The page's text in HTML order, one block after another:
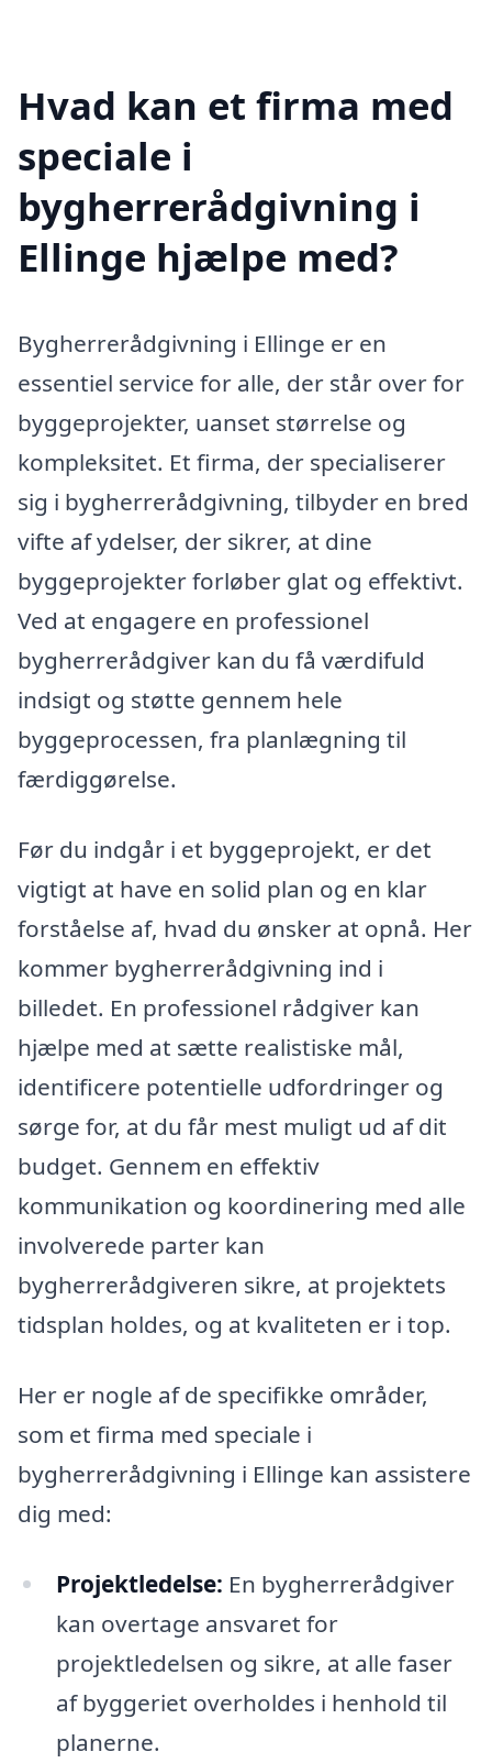
Hvad kan et firma med
speciale i
bygherrerådgivning i
Ellinge hjælpe med?
Bygherrerådgivning i Ellinge er en
essentiel service for alle, der står over for
byggeprojekter, uanset størrelse og
kompleksitet. Et firma, der specialiserer
sig i bygherrerådgivning, tilbyder en bred
vifte af ydelser, der sikrer, at dine
byggeprojekter forløber glat og effektivt.
Ved at engagere en professionel
bygherrerådgiver kan du få værdifuld
indsigt og støtte gennem hele
byggeprocessen, fra planlægning til
færdiggørelse.
Før du indgår i et byggeprojekt, er det
vigtigt at have en solid plan og en klar
forståelse af, hvad du ønsker at opnå. Her
kommer bygherrerådgivning ind i
billedet. En professionel rådgiver kan
hjælpe med at sætte realistiske mål,
identificere potentielle udfordringer og
sørge for, at du får mest muligt ud af dit
budget. Gennem en effektiv
kommunikation og koordinering med alle
involverede parter kan
bygherrerådgiveren sikre, at projektets
tidsplan holdes, og at kvaliteten er i top.
Her er nogle af de specifikke områder,
som et firma med speciale i
bygherrerådgivning i Ellinge kan assistere
dig med:
Projektledelse: En bygherrerådgiver
kan overtage ansvaret for
projektledelsen og sikre, at alle faser
af byggeriet overholdes i henhold til
planerne.